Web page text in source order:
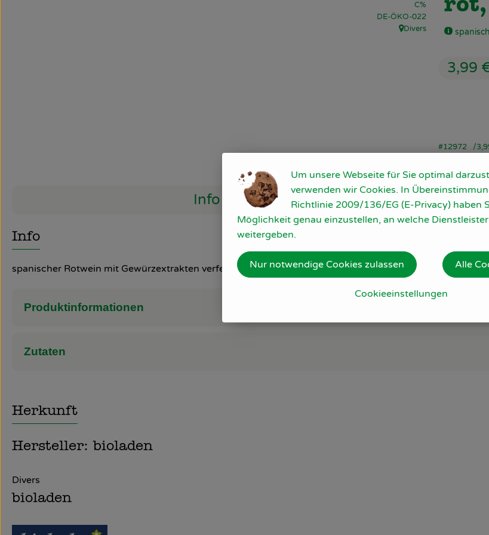
rot,
3,99
C%
, Kontrollstelle:
DE-ÖKO-022
, Herkunft:
Divers
#12972
Info
Info
spanischer Rotwein mit Gewürzextrakten verfeinert, 11,0% vol.
Produktinformationen
Zutaten
Herkunft
Hersteller: bioladen
Divers
bioladen
Um unsere Webseite für Sie optimal
verwenden wir Cookies. In
Richtlinie 2009/136/EG (E-Privacy) haben
Möglichkeit genau einzustellen, an welche
weitergeben.
Cookieeinstellungen
Nur notwendige Cookies zulassen Alle